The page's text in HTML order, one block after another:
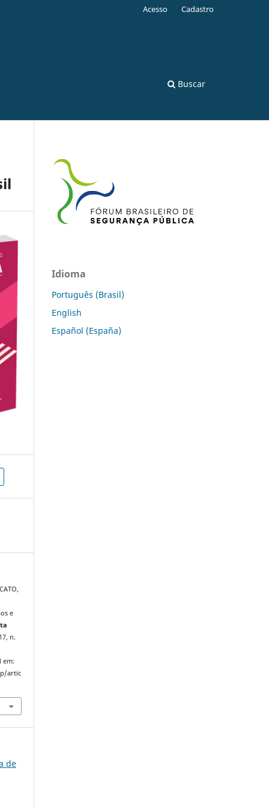
Buscar
Acesso Cadastro
e
n.
em:
artic
de
Idioma
Português (Brasil)
English
Español (España)